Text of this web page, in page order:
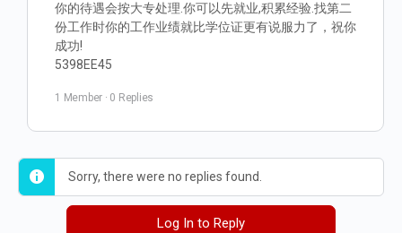
你的待遇会按大专处理.你可以先就业,积累经验.找第二
份工作时你的工作业绩就比学位证更有说服力了，祝你
成功!
5398EE45
1 Member · 0 Replies
Sorry, there were no replies found.
Log In to Reply